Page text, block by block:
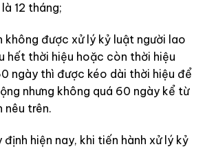
12 tháng;
không được xử lý kỷ luật người lao
hết thời hiệu hoặc còn thời hiệu
ngày thì được kéo dài thời hiệu để
nhưng không quá 60 ngày kể từ
nêu trên.
định hiện nay, khi tiến hành xử lý kỷ